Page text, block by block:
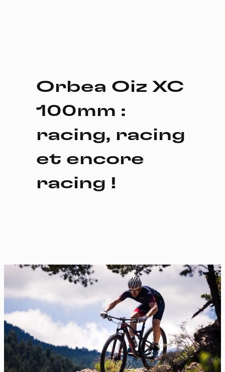
Orbea Oiz XC
100mm :
racing, racing
et encore
racing !